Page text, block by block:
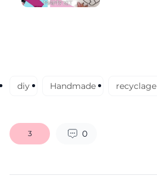
diy Handmade recyclage
3 0